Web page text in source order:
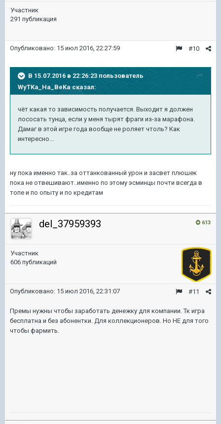
Участник
291 публикация
#10
Опубликовано: 15 июл 2016, 22:27:59
В 15.07.2016 в 22:26:23 пользователь
WyTKa_Ha_BeKa сказал:
чёт какая то зависимость получается. Выходит я должен
лососать тунца, если у меня тырят фраги из-за марафона.
Дамаг в этой игре года вообще не роляет чтоль? Как
интересно...
ну пока именно так..за оттанкованный урон и засвет плюшек
пока не отвешивают..именно по этому эсминцы почти всегда в
топе и по опыту и по кредитам
613
del_37959393
Участник
606 публикаций
#11
Опубликовано: 15 июл 2016, 22:31:07
Премы нужны чтобы заработать денежку для компании. Тк игра
бесплатна и без абонентки. Для коллекционеров. Но НЕ для того
чтобы фармить.